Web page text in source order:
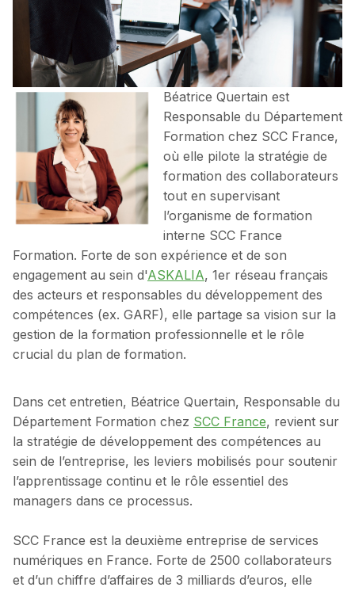
Béatrice Quertain est
Responsable du Département
Formation chez SCC France,
où elle pilote la stratégie de
formation des collaborateurs
tout en supervisant
l’organisme de formation
interne SCC France
Formation. Forte de son expérience et de son
engagement au sein d'ASKALIA, 1er réseau français
des acteurs et responsables du développement des
compétences (ex. GARF), elle partage sa vision sur la
gestion de la formation professionnelle et le rôle
crucial du plan de formation.
Dans cet entretien, Béatrice Quertain, Responsable du
Département Formation chez SCC France, revient sur
la stratégie de développement des compétences au
sein de l’entreprise, les leviers mobilisés pour soutenir
l’apprentissage continu et le rôle essentiel des
managers dans ce processus.
SCC France est la deuxième entreprise de services
numériques en France. Forte de 2500 collaborateurs
et d’un chiffre d’affaires de 3 milliards d’euros, elle